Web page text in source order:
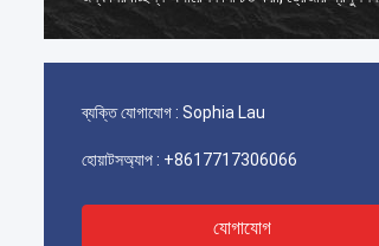
সিস্টেম, এবং এলএনজি ক্যারিয়ার সরঞ্জাম।
ব্যক্তি যোগাযোগ : Sophia Lau
হোয়াটসঅ্যাপ : +8617717306066
যোগাযোগ